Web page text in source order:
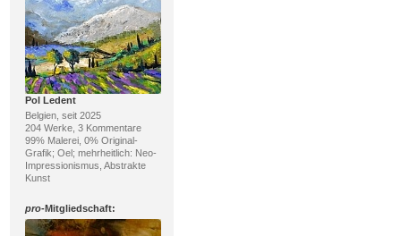
Pol Ledent
Belgien, seit 2025
204 Werke, 3 Kommentare
99% Malerei, 0% Original-
Grafik; Oel; mehrheitlich: Neo-
Impressionismus, Abstrakte
Kunst
pro-Mitgliedschaft: